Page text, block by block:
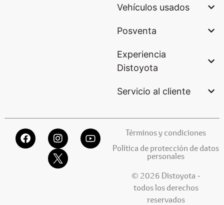
Vehículos usados
Posventa
Experiencia
Distoyota
Servicio al cliente
Términos y condiciones
Política de protección de datos
personales
© 2026 Distoyota -
todos los derechos
reservados